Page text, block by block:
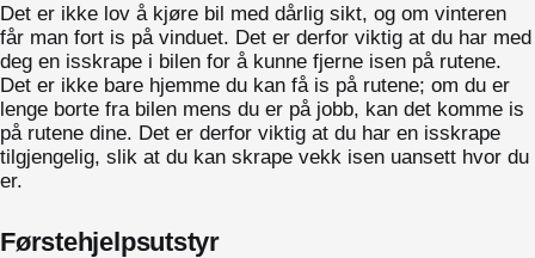
Det er ikke lov å kjøre bil med dårlig sikt, og om vinteren
får man fort is på vinduet. Det er derfor viktig at du har med
deg en isskrape i bilen for å kunne fjerne isen på rutene.
Det er ikke bare hjemme du kan få is på rutene; om du er
lenge borte fra bilen mens du er på jobb, kan det komme is
på rutene dine. Det er derfor viktig at du har en isskrape
tilgjengelig, slik at du kan skrape vekk isen uansett hvor du
er.
Førstehjelpsutstyr